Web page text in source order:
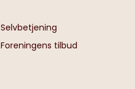
Selvbetjening
Foreningens tilbud